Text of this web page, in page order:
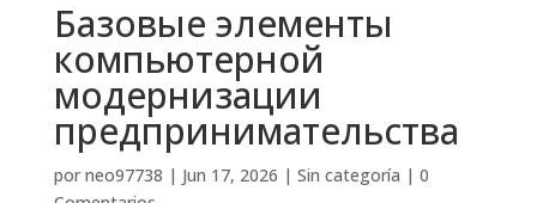
Базовые элементы
компьютерной
модернизации
предпринимательства
por neo97738 | Jun 17, 2026 | Sin categoría | 0